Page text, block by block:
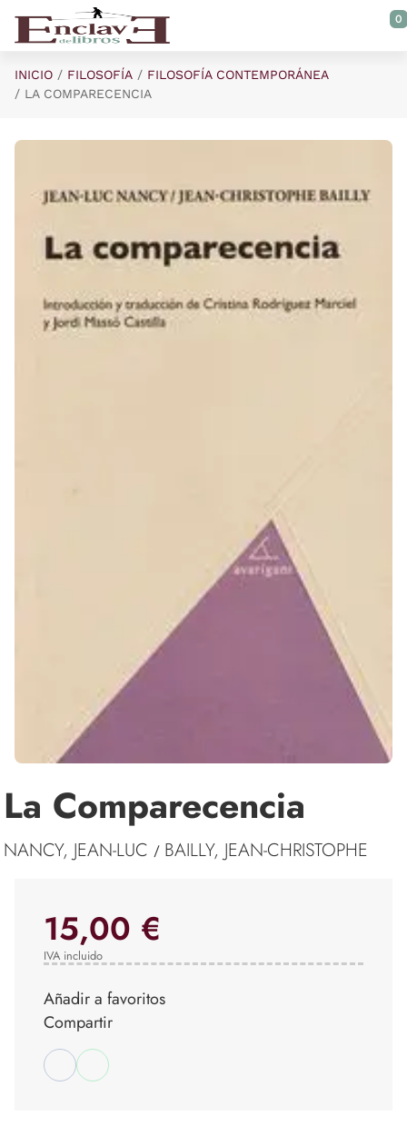
Saltar al contenido principal
0
INICIO FILOSOFÍA
FILOSOFÍA CONTEMPORÁNEA
LA COMPARECENCIA
La Comparecencia
NANCY, JEAN-LUC / BAILLY, JEAN-CHRISTOPHE
15,00 €
IVA incluido
Añadir a favoritos
Compartir